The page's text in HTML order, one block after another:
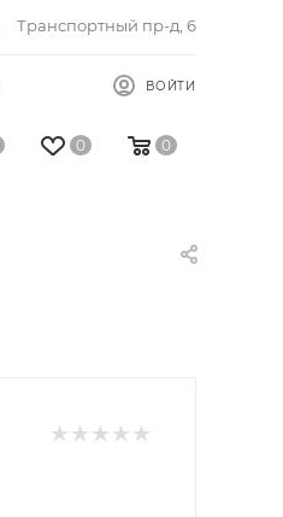
Транспортный пр-д, 6
ВОЙТИ
0 0